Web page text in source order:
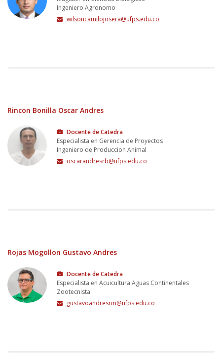
Ingeniero Agronomo
wilsoncamilojosera@ufps.edu.co
Rincon Bonilla Oscar Andres
Docente de Catedra
Especialista en Gerencia de Proyectos
Ingeniero de Produccion Animal
oscarandresrb@ufps.edu.co
Rojas Mogollon Gustavo Andres
Docente de Catedra
Especialista en Acuicultura Aguas Continentales
Zootecnista
gustavoandresrm@ufps.edu.co